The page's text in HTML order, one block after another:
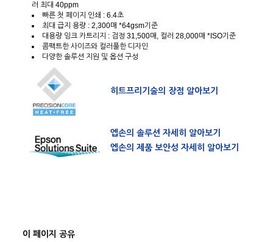
러 최대 40ppm
빠른 첫 페이지 인쇄 : 6.4초
최대 급지 용량 : 2,300매 *64gsm기준
대용량 잉크 카트리지 : 검정 31,500매, 컬러 28,000매 *ISO기준
콤팩트한 사이즈와 컬러풀한 디자인
다양한 솔루션 지원 및 옵션 구성
히트프리기술의 장점 알아보기
엡손의 솔루션 자세히 알아보기
엡손의 제품 보안성 자세히 알아보기
이 페이지 공유